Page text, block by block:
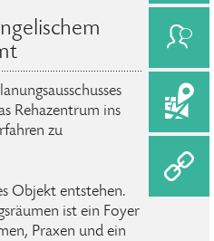
Rehazentrum ins
zu
Objekt entstehen.
ist ein Foyer
Praxen und ein